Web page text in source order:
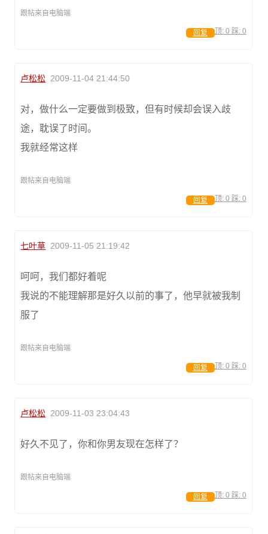
跟帖来自电脑端
顶: 0 踩: 0
回复
卢松松 2009-11-04 21:44:50
对，做什么一定要做到极致，但有时候却会误入歧
途，耽误了时间。
我就经常这样
跟帖来自电脑端
顶: 0 踩: 0
回复
七叶草 2009-11-05 21:19:42
呵呵，我们都好着呢
我说的不能理解那是好久以前的事了，他早就被我制
服了
跟帖来自电脑端
顶: 0 踩: 0
回复
卢松松 2009-11-03 23:04:43
好久不见了，你和你男友现在怎样了？
跟帖来自电脑端
顶: 0 踩: 0
回复